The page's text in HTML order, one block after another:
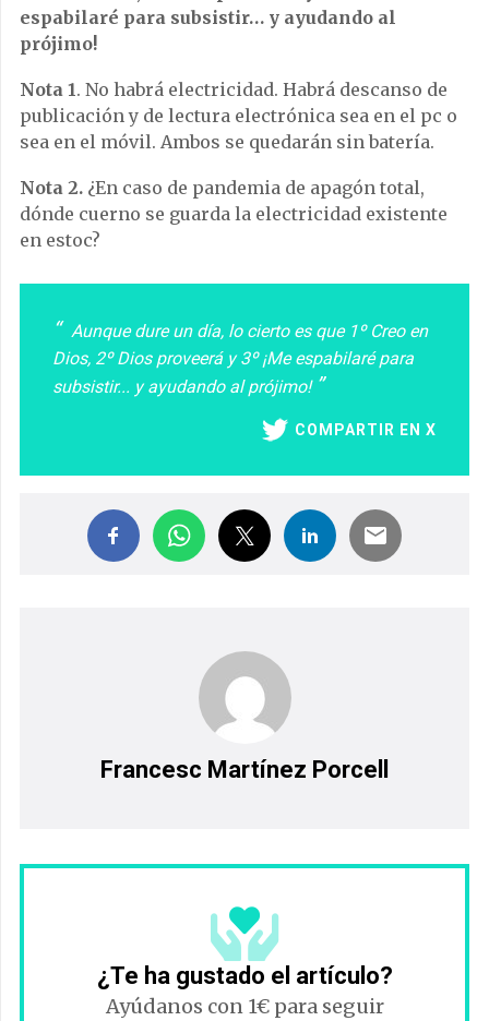
espabilaré para subsistir… y ayudando al
prójimo!
Nota 1. No habrá electricidad. Habrá descanso de
publicación y de lectura electrónica sea en el pc o
sea en el móvil. Ambos se quedarán sin batería.
Nota 2. ¿En caso de pandemia de apagón total,
dónde cuerno se guarda la electricidad existente
en estoc?
Aunque dure un día, lo cierto es que 1º Creo en
Dios, 2º Dios proveerá y 3º ¡Me espabilaré para
subsistir... y ayudando al prójimo!
COMPARTIR EN X
Francesc Martínez Porcell
¿Te ha gustado el artículo?
Ayúdanos con 1€ para seguir